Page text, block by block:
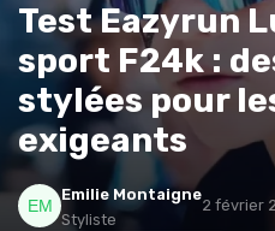
Test Eazyrun
sport F24k :
stylées pour
exigeants
Emilie Montaigne
Styliste
2 février